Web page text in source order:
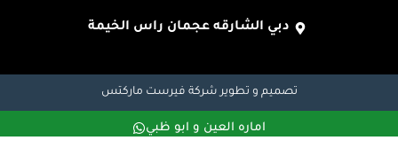
دبي الشارقه عجمان راس الخيمة
تصميم و تطويرشركة فيرست ماركتس
اماره العين و ابو ظبي